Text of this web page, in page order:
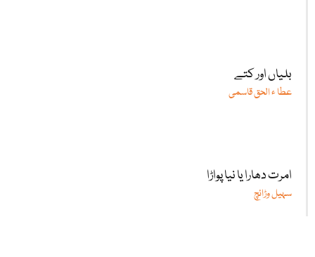
بلیاں اور کتے
عطا ء الحق قاسمی
امرت دھارا یا نیا پواڑا
سہیل وڑائچ